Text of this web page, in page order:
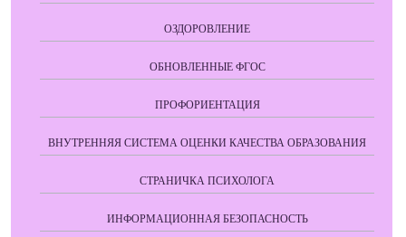
ОЗДОРОВЛЕНИЕ
ОБНОВЛЕННЫЕ ФГОС
ПРОФОРИЕНТАЦИЯ
ВНУТРЕННЯЯ СИСТЕМА ОЦЕНКИ КАЧЕСТВА ОБРАЗОВАНИЯ
СТРАНИЧКА ПСИХОЛОГА
ИНФОРМАЦИОННАЯ БЕЗОПАСНОСТЬ